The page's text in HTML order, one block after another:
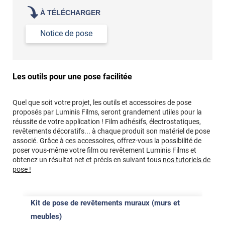
À TÉLÉCHARGER
Notice de pose
Les outils pour une pose facilitée
Quel que soit votre projet, les outils et accessoires de pose
proposés par Luminis Films, seront grandement utiles pour la
réussite de votre application ! Film adhésifs, électrostatiques,
revêtements décoratifs... à chaque produit son matériel de pose
associé. Grâce à ces accessoires, offrez-vous la possibilité de
poser vous-même votre film ou revêtement Luminis Films et
obtenez un résultat net et précis en suivant tous nos tutoriels de
pose !
Kit de pose de revêtements muraux (murs et
meubles)